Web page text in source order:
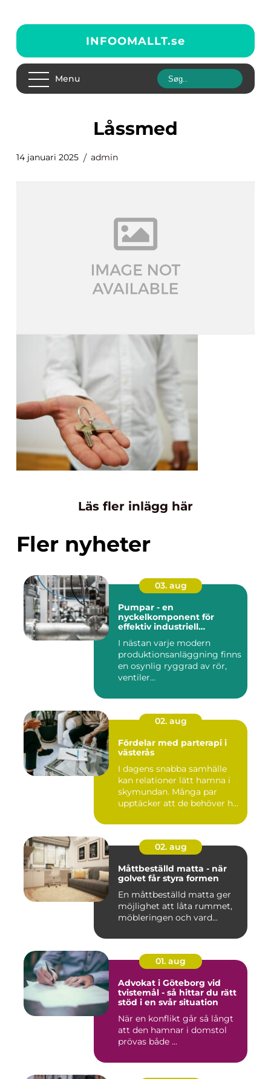
INFOOMALLT.se
Menu
Låssmed
14 januari 2025 admin
Läs fler inlägg här
Fler nyheter
03. aug
Pumpar - en
nyckelkomponent för
effektiv industriell
I nästan varje modern
produktionsanläggning finns
en osynlig ryggrad av rör,
ventiler...
02. aug
Fördelar med parterapi i
västerås
I dagens snabba samhälle
kan relationer lätt hamna i
skymundan. Många par
upptäcker att de behöver h...
02. aug
Måttbeställd matta - när
golvet får styra formen
En måttbeställd matta ger
möjlighet att låta rummet,
möbleringen och vard...
01. aug
Advokat i Göteborg vid
tvistemål - så hittar du rätt
stöd i en svår situation
När en konflikt går så långt
att den hamnar i domstol
prövas både ...